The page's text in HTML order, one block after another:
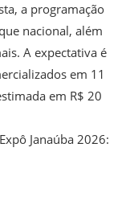
a programação
nacional, além
A expectativa é
em 11
em R$ 20
Janaúba 2026: